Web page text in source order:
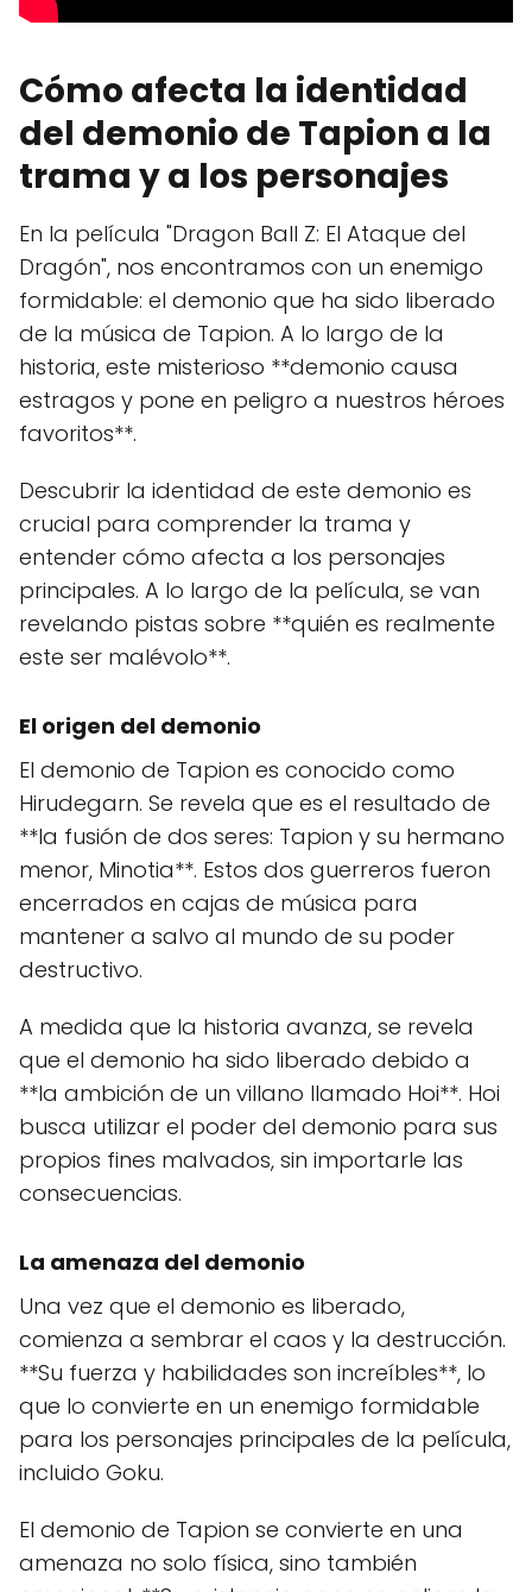
Cómo afecta la identidad
del demonio de Tapion a la
trama y a los personajes
En la película "Dragon Ball Z: El Ataque del
Dragón", nos encontramos con un enemigo
formidable: el demonio que ha sido liberado
de la música de Tapion. A lo largo de la
historia, este misterioso **demonio causa
estragos y pone en peligro a nuestros héroes
favoritos**.
Descubrir la identidad de este demonio es
crucial para comprender la trama y
entender cómo afecta a los personajes
principales. A lo largo de la película, se van
revelando pistas sobre **quién es realmente
este ser malévolo**.
El origen del demonio
El demonio de Tapion es conocido como
Hirudegarn. Se revela que es el resultado de
**la fusión de dos seres: Tapion y su hermano
menor, Minotia**. Estos dos guerreros fueron
encerrados en cajas de música para
mantener a salvo al mundo de su poder
destructivo.
A medida que la historia avanza, se revela
que el demonio ha sido liberado debido a
**la ambición de un villano llamado Hoi**. Hoi
busca utilizar el poder del demonio para sus
propios fines malvados, sin importarle las
consecuencias.
La amenaza del demonio
Una vez que el demonio es liberado,
comienza a sembrar el caos y la destrucción.
**Su fuerza y habilidades son increíbles**, lo
que lo convierte en un enemigo formidable
para los personajes principales de la película,
incluido Goku.
El demonio de Tapion se convierte en una
amenaza no solo física, sino también